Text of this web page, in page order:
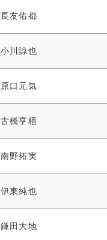
長友佑都
小川諒也
原口元気
古橋亨梧
南野拓実
伊東純也
鎌田大地